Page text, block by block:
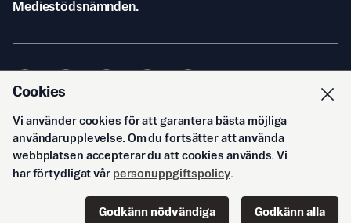
Mediestödsnämnden.
© Svenska Epoch Times AB2026
Cookies
Vi använder cookies för att garantera bästa möjliga
användarupplevelse. Om du fortsätter att använda
webbplatsen accepterar du att cookies används. Vi
har förtydligat vår personuppgiftspolicy.
Godkänn nödvändiga Godkänn alla